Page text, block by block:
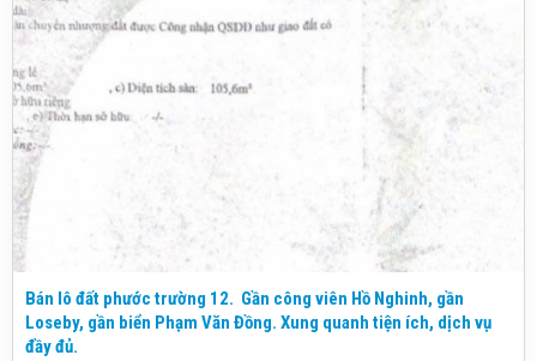
Bán lô đất phước trường 12. Gần công viên Hồ Nghinh, gần
Loseby, gần biển Phạm Văn Đồng. Xung quanh tiện ích, dịch vụ
đầy đủ.